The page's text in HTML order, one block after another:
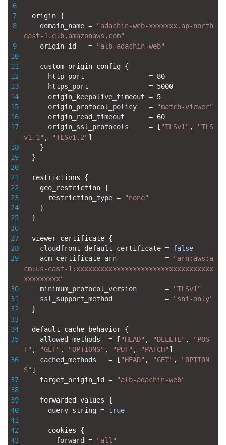
6
7
8
9
10
11
12
13
14
15
16
17
18
19
20
21
22
23
24
25
26
27
28
29
30
31
32
33
34
35
36
37
38
39
40
41
42
43
origin {
domain_name =
"adachin-web-xxxxxxx.ap-north
east-1.elb.amazonaws.com"
origin_id
= "alb-adachin-web"
custom_origin_config {
http_port
= 80
https_port
= 5000
origin_keepalive_timeout = 5
origin_protocol_policy
=
"match-viewer"
origin_read_timeout
= 60
origin_ssl_protocols
= [ "TLSv1" ,
"TLS
v1.1" , "TLSv1.2" ]
}
}
restrictions
{
geo_restriction {
restriction_type =
"none"
}
}
viewer_certificate {
cloudfront_default_certificate = false
acm_certificate_arn
=
"arn:aws:a
cm:us-east-1:xxxxxxxxxxxxxxxxxxxxxxxxxxxxxxxxxx
xxxxxxxxx"
minimum_protocol_version
=
"TLSv1"
ssl_support_method
=
"sni-only"
}
default_cache_behavior {
allowed_methods
= [ "HEAD" , "DELETE" ,
"POS
T" , "GET" , "OPTIONS" , "PUT" , "PATCH" ]
cached_methods
= [ "HEAD" , "GET" ,
"OPTION
S" ]
target_origin_id = "alb-adachin-web"
forwarded_values
{
query_string = true
cookies
{
forward =
"all"